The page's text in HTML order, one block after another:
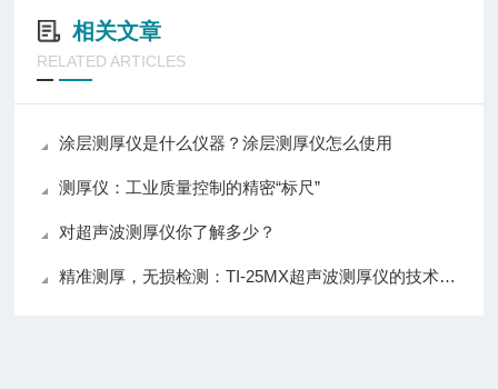
相关文章
RELATED ARTICLES
涂层测厚仪是什么仪器？涂层测厚仪怎么使用
测厚仪：工业质量控制的精密“标尺”
对超声波测厚仪你了解多少？
精准测厚，无损检测：TI-25MX超声波测厚仪的技术特点与应用场景